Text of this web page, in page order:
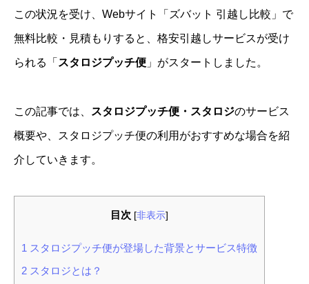
この状況を受け、Webサイト「ズバット 引越し比較」で
無料比較・見積もりすると、格安引越しサービスが受け
られる「 スタロジプッチ便 」がスタートしました。
この記事では、 スタロジプッチ便・スタロジのサービス
概要や、スタロジプッチ便の利用がおすすめな場合を紹
介していきます。
目次 [非表示]
1 スタロジプッチ便が登場した背景とサービス特徴
2 スタロジとは？